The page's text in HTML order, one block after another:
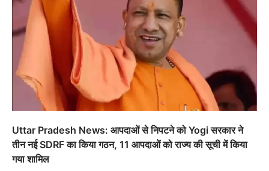
Uttar Pradesh News: आपदाओं से निपटने को Yogi सरकार ने
तीन नई SDRF का किया गठन, 11 आपदाओं को राज्य की सूची में किया
गया शामिल